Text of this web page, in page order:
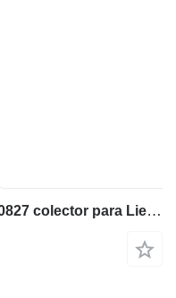
Liebherr Exhaust Pipe Left 8000827 colector para Liebherr R964C/R966/R966 LC/R970/R974C/R976/R976 LC/R980 excavadora